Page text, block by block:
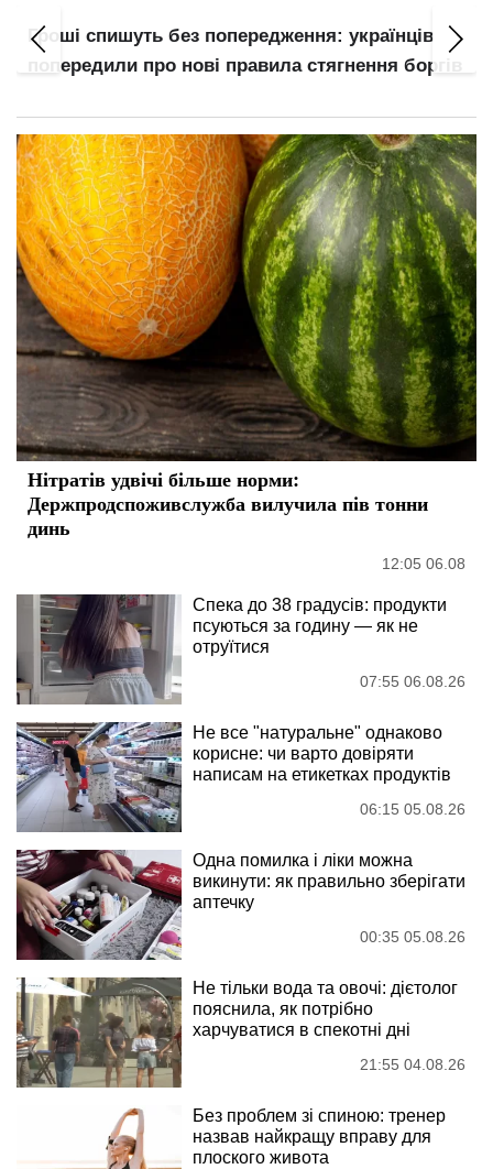
Гроші спишуть без попередження: українців
попередили про нові правила стягнення боргів
Нітратів удвічі більше норми:
Держпродспоживслужба вилучила пів тонни
динь
12:05 06.08
Спека до 38 градусів: продукти
псуються за годину — як не
отруїтися
07:55 06.08.26
Не все "натуральне" однаково
корисне: чи варто довіряти
написам на етикетках продуктів
06:15 05.08.26
Одна помилка і ліки можна
викинути: як правильно зберігати
аптечку
00:35 05.08.26
Не тільки вода та овочі: дієтолог
пояснила, як потрібно
харчуватися в спекотні дні
21:55 04.08.26
Без проблем зі спиною: тренер
назвав найкращу вправу для
плоского живота